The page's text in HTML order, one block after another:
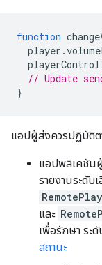
function
player .
// Update
}
แอปผู้ส่งควรปฏิบัติ
แอปพลิเคชัน
รายงานระดับ
และ
เพื่อรักษา ระ
สถานะ